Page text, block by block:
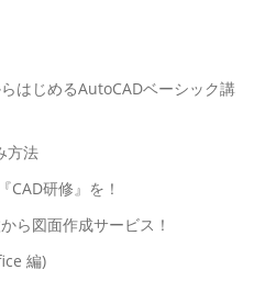
はじめるAutoCADベーシック講
方法
CAD研修』を！
ら図面作成サービス！
編)